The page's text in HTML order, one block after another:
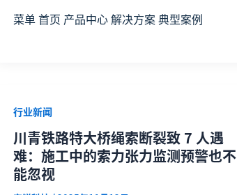
菜单 首页 产品中心 解决方案 典型案例
行业新闻
川青铁路特大桥绳索断裂致 7 人遇
难：施工中的索力张力监测预警也不
能忽视